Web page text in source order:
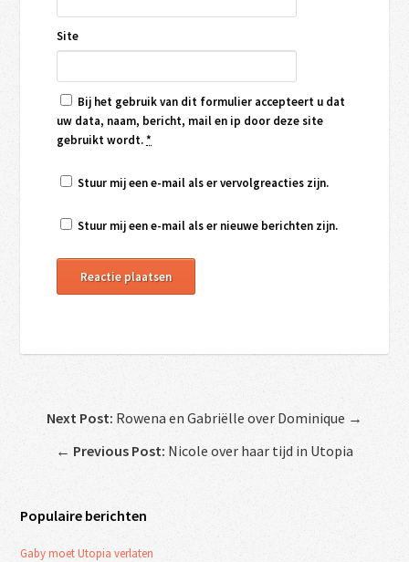
Site
Bij het gebruik van dit formulier accepteert u dat
uw data, naam, bericht, mail en ip door deze site
gebruikt wordt.*
Stuur mij een e-mail als er vervolgreacties zijn.
Stuur mij een e-mail als er nieuwe berichten zijn.
Next Post: Rowena en Gabriëlle over Dominique →
← Previous Post: Nicole over haar tijd in Utopia
Populaire berichten
Gaby moet Utopia verlaten